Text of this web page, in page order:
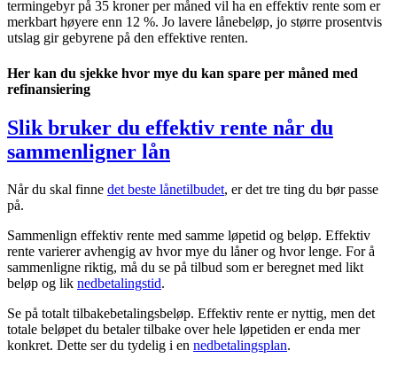
termingebyr på 35 kroner per måned vil ha en effektiv rente som er
merkbart høyere enn 12 %. Jo lavere lånebeløp, jo større prosentvis
utslag gir gebyrene på den effektive renten.
Her kan du sjekke hvor mye du kan spare per måned med
refinansiering
Slik bruker du effektiv rente når du
sammenligner lån
Når du skal finne det beste lånetilbudet, er det tre ting du bør passe
på.
Sammenlign effektiv rente med samme løpetid og beløp. Effektiv
rente varierer avhengig av hvor mye du låner og hvor lenge. For å
sammenligne riktig, må du se på tilbud som er beregnet med likt
beløp og lik nedbetalingstid.
Se på totalt tilbakebetalingsbeløp. Effektiv rente er nyttig, men det
totale beløpet du betaler tilbake over hele løpetiden er enda mer
konkret. Dette ser du tydelig i en nedbetalingsplan.